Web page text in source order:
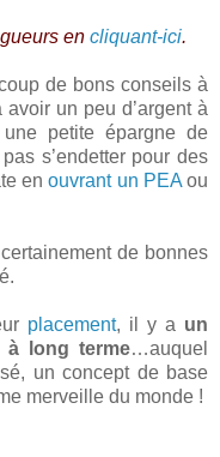
en cliquant-ici.
de bons conseils à
un peu d’argent à
petite épargne de
s’endetter pour des
enouvrant un PEAou
de bonnes
placement, il y a un
à long terme…auquel
un concept de base
merveille du monde !